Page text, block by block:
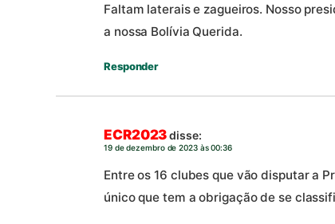
Faltam laterais e zagueiros. Nosso
a nossa Bolívia Querida.
Responder
ECR2023disse:
19 de dezembro de 2023 às 00:36
Entre os 16 clubes que vão disputar a
único que tem a obrigação de se